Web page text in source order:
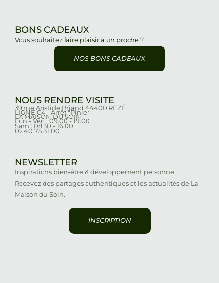
NEWSLETTER
Inspirations bien-être & développement personnel
Recevez des partages authentiques et les actualités de La
Maison du Soin.
INSCRIPTION
NOUS RENDRE VISITE
39 rue Aristide Briand 44400 REZÉ
LIGNE C4 - Arrêt "Pinier"
LA MAISON DU SOIN
Lun - Ven : 09.00 - 19.00
Sam : 08.30 - 16.00
02 40 75 81 00
BONS CADEAUX
Vous souhaitez faire plaisir à un proche ?
NOS BONS CADEAUX